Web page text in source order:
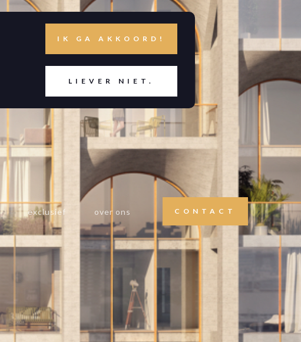
IK GA AKKOORD!
LIEVER NIET.
exclusief over ons CONTACT